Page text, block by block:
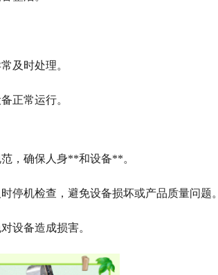
及时处理。
正常运行。
，确保人身**和设备**。
停机检查，避免设备损坏或产品质量问题。
设备造成损害。